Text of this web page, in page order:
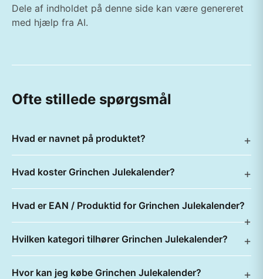
Dele af indholdet på denne side kan være genereret
med hjælp fra AI.
Ofte stillede spørgsmål
Hvad er navnet på produktet?
Hvad koster Grinchen Julekalender?
Hvad er EAN / Produktid for Grinchen Julekalender?
Hvilken kategori tilhører Grinchen Julekalender?
Hvor kan jeg købe Grinchen Julekalender?